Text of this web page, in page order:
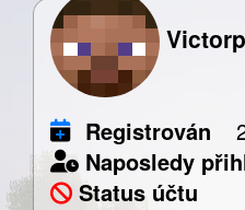
Registrován
Naposledy
Status účtu